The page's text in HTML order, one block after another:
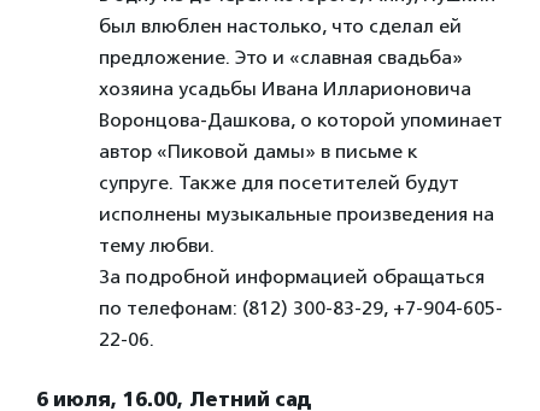
был влюблен настолько, что сделал ей
предложение. Это и «славная свадьба»
хозяина усадьбы Ивана Илларионовича
Воронцова-Дашкова, о которой упоминает
автор «Пиковой дамы» в письме к
супруге. Также для посетителей будут
исполнены музыкальные произведения на
тему любви.
За подробной информацией обращаться
по телефонам: (812) 300-83-29, +7-904-605-
22-06.
6 июля, 16.00, Летний сад